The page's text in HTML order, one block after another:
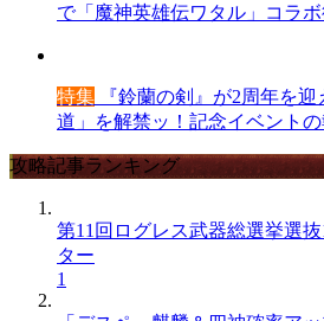
で「魔神英雄伝ワタル」コラボ
特集 『鈴蘭の剣』が2周年を
道」を解禁ッ！記念イベント
攻略記事ランキング
第11回ログレス武器総選挙選
ター
1